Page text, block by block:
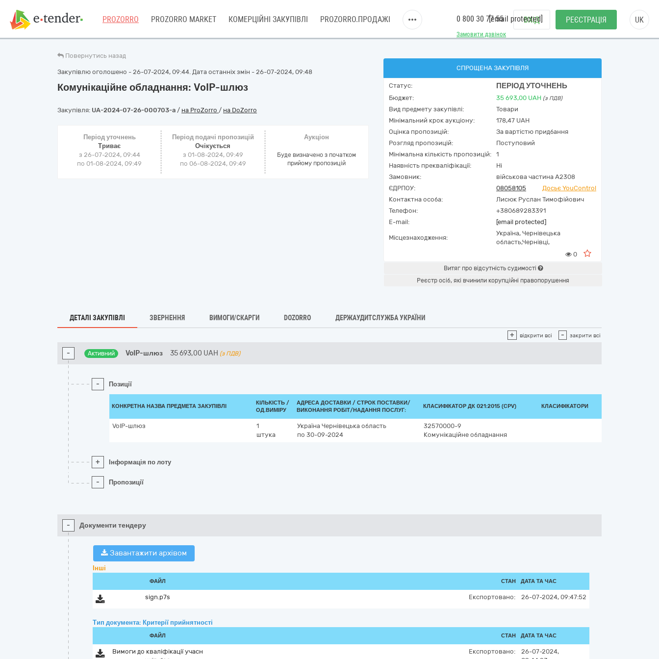
PROZORRO PROZORRO MARKET КОМЕРЦІЙНІ ЗАКУПІВЛІ PROZORRO.ПРОДАЖІ
Замовити дзвінок
0 800 30 77 55[email protected]
ВХІД РЕЄСТРАЦІЯ UK
Повернутись назад
Закупівлю оголошено - 26-07-2024, 09:44. Дата останніх змін - 26-07-2024, 09:48
Комунікаційне обладнання: VoIP-шлюз
Закупівля: UA-2024-07-26-000703-a / на ProZorro / на DoZorro
Період уточнень
Триває
з 26-07-2024, 09:44
по 01-08-2024, 09:49
Період подачі пропозицій
Очікується
з 01-08-2024, 09:49
по 06-08-2024, 09:49
Аукціон
Буде визначено з початком
прийому пропозицій
СПРОЩЕНА ЗАКУПІВЛЯ
Статус: ПЕРІОД УТОЧНЕНЬ
Бюджет: 35 693,00 UAH (з ПДВ)
Вид предмету закупівлі:
Товари
Мінімальний крок аукціону:
178,47 UAH
Оцінка пропозицій:
За вартістю придбання
Розгляд пропозицій:
Поступовий
Мінімальна кількість пропозицій:
1
Наявність прекваліфікації:
Ні
Замовник:
військова частина А2308
ЄДРПОУ:
08058105
Досьє YouControl
Контактна особа:
Лисюк Руслан Тимофійович
Телефон:
+380689283391
E-mail:
[email protected]
Місцезнаходження:
Україна, Чернівецька
область,Чернівці,
0
Витяг про відсутність судимості
Реєстр осіб, які вчинили корупційні правопорушення
ДЕТАЛІ ЗАКУПІВЛІ ЗВЕРНЕННЯ ВИМОГИ/СКАРГИ DOZORRO ДЕРЖАУДИТСЛУЖБА УКРАЇНИ
+ відкрити всі - закрити всі
- Активний VoIP-шлюз 35 693,00 UAH (з ПДВ)
- Позиції
КОНКРЕТНА НАЗВА ПРЕДМЕТА ЗАКУПІВЛІ
КІЛЬКІСТЬ /
ОД.ВИМІРУ
АДРЕСА ДОСТАВКИ / СТРОК ПОСТАВКИ/
ВИКОНАННЯ РОБІТ/НАДАННЯ ПОСЛУГ:
КЛАСИФІКАТОР ДК 021:2015 (CPV) КЛАСИФІКАТОРИ
VoIP-шлюз
1
штука
Україна Чернівецька область
по 30-09-2024
32570000-9
Комунікаційне обладнання
+ Інформація по лоту
- Пропозиції
- Документи тендеру
Завантажити архівом
Інші
ФАЙЛ СТАН ДАТА ТА ЧАС
sign.p7s Експортовано: 26-07-2024, 09:47:52
Тип документа: Критерії прийнятності
ФАЙЛ СТАН ДАТА ТА ЧАС
Вимоги до кваліфікації учасн
Експортовано:
26-07-2024,